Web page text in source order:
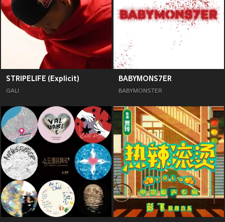
STRIPELIFE (Explicit)
GALI
BABYMONS7ER
BABYMONSTER